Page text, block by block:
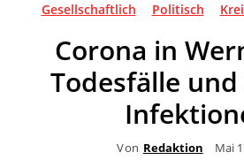
Gesellschaftlich Politisch
Corona in
Todesfälle
Von Redaktion Mai